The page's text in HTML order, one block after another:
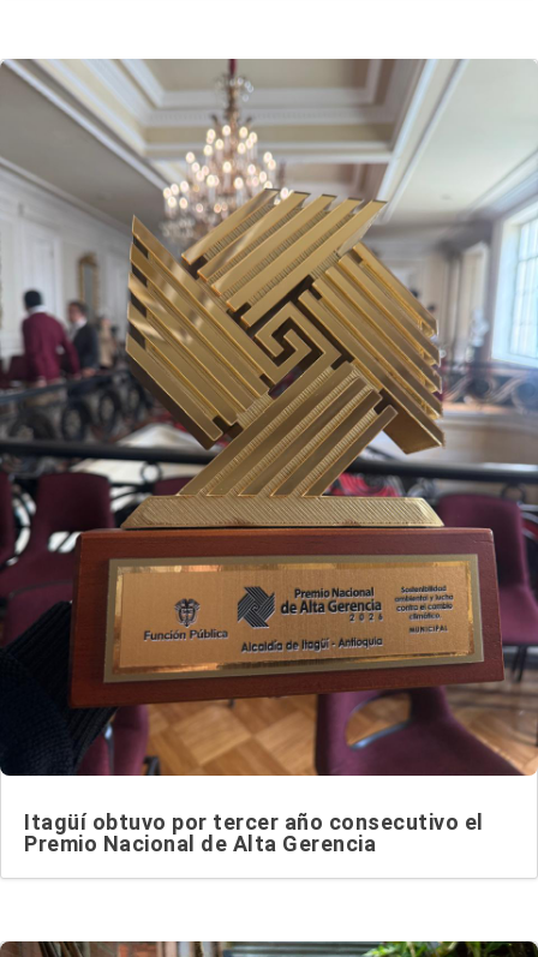
Itagüí obtuvo por tercer año consecutivo el
Premio Nacional de Alta Gerencia